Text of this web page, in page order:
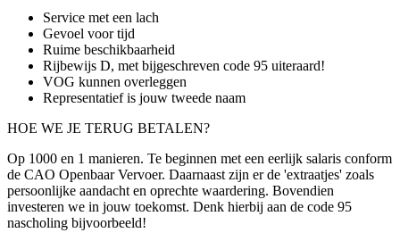
Service met een lach
Gevoel voor tijd
Ruime beschikbaarheid
Rijbewijs D, met bijgeschreven code 95 uiteraard!
VOG kunnen overleggen
Representatief is jouw tweede naam
HOE WE JE TERUG BETALEN?
Op 1000 en 1 manieren. Te beginnen met een eerlijk salaris conform
de CAO Openbaar Vervoer. Daarnaast zijn er de 'extraatjes' zoals
persoonlijke aandacht en oprechte waardering. Bovendien
investeren we in jouw toekomst. Denk hierbij aan de code 95
nascholing bijvoorbeeld!